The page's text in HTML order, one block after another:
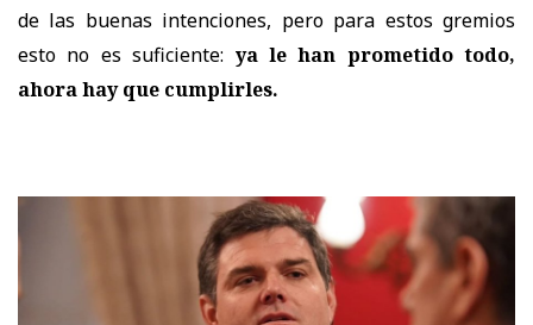
de las buenas intenciones, pero para estos gremios
esto no es suficiente: ya le han prometido todo,
ahora hay que cumplirles.